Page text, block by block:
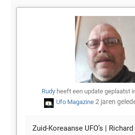
Rudy heeft een update geplaatst
Ufo Magazine 2 jaren
Zuid-Koreaanse UFO’s |